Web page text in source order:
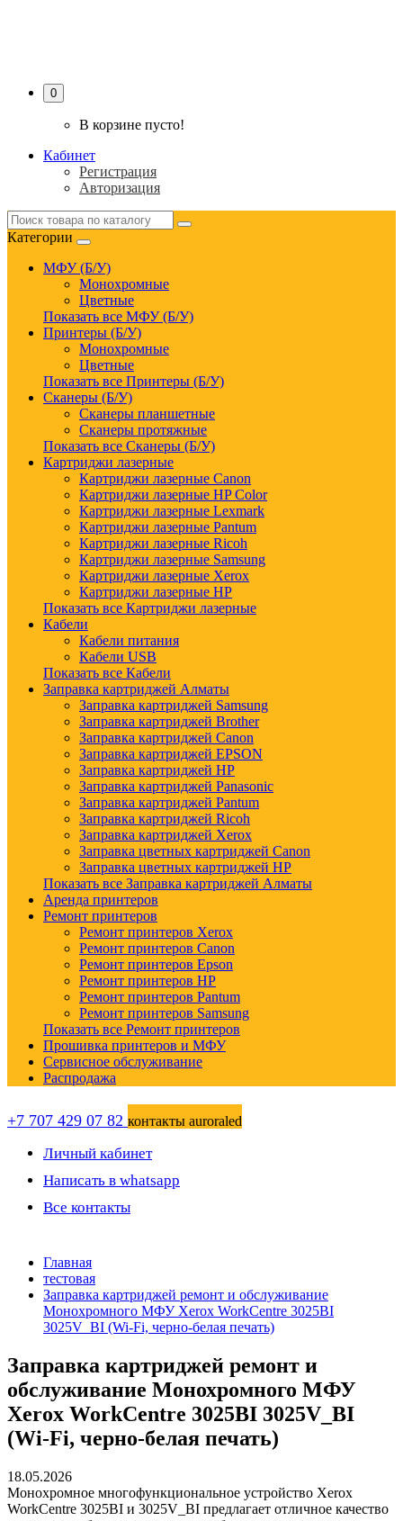
0
В корзине пусто!
Кабинет
Регистрация
Авторизация
Категории
МФУ (Б/У)
Монохромные
Цветные
Показать все МФУ (Б/У)
Принтеры (Б/У)
Монохромные
Цветные
Показать все Принтеры (Б/У)
Сканеры (Б/У)
Сканеры планшетные
Сканеры протяжные
Показать все Сканеры (Б/У)
Картриджи лазерные
Картриджи лазерные Canon
Картриджи лазерные HP Color
Картриджи лазерные Lexmark
Картриджи лазерные Pantum
Картриджи лазерные Ricoh
Картриджи лазерные Samsung
Картриджи лазерные Xerox
Картриджи лазерные HP
Показать все Картриджи лазерные
Кабели
Кабели питания
Кабели USB
Показать все Кабели
Заправка картриджей Алматы
Заправка картриджей Samsung
Заправка картриджей Brother
Заправка картриджей Canon
Заправка картриджей EPSON
Заправка картриджей HP
Заправка картриджей Panasonic
Заправка картриджей Pantum
Заправка картриджей Ricoh
Заправка картриджей Xerox
Заправка цветных картриджей Canon
Заправка цветных картриджей HP
Показать все Заправка картриджей Алматы
Аренда принтеров
Ремонт принтеров
Ремонт принтеров Xerox
Ремонт принтеров Canon
Ремонт принтеров Epson
Ремонт принтеров HP
Ремонт принтеров Pantum
Ремонт принтеров Samsung
Показать все Ремонт принтеров
Прошивка принтеров и МФУ
Сервисное обслуживание
Распродажа
+7 707 429 07 82 контакты auroraled
Личный кабинет
Написать в whatsapp
Все контакты
Главная
тестовая
Заправка картриджей ремонт и обслуживание
Монохромного МФУ Xerox WorkCentre 3025BI
3025V_BI (Wi-Fi, черно-белая печать)
Заправка картриджей ремонт и
обслуживание Монохромного МФУ
Xerox WorkCentre 3025BI 3025V_BI
(Wi-Fi, черно-белая печать)
18.05.2026
Монохромное многофункциональное устройство Xerox
WorkCentre 3025BI и 3025V_BI предлагает отличное качество